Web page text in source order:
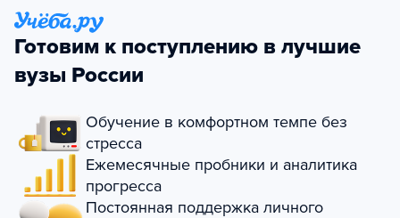
Готовим к поступлению в лучшие
вузы России
Обучение в комфортном темпе без
стресса
Ежемесячные пробники и аналитика
прогресса
Постоянная поддержка личного